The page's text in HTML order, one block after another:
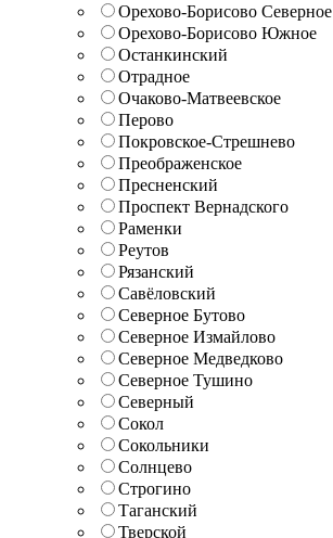
Орехово-Борисово Северное
Орехово-Борисово Южное
Останкинский
Отрадное
Очаково-Матвеевское
Перово
Покровское-Стрешнево
Преображенское
Пресненский
Проспект Вернадского
Раменки
Реутов
Рязанский
Савёловский
Северное Бутово
Северное Измайлово
Северное Медведково
Северное Тушино
Северный
Сокол
Сокольники
Солнцево
Строгино
Таганский
Тверской